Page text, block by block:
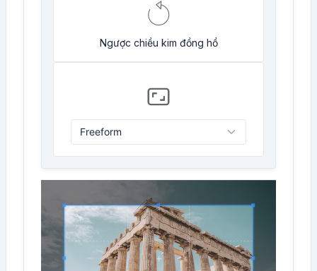
Ngược chiều kim đồng hồ